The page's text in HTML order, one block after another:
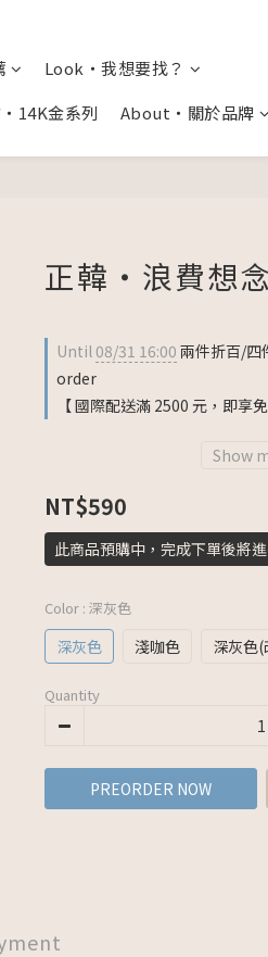
Look・我想要找？
14K金系列 About・關於品牌
正韓・浪費想
Until 08/31 16:00 兩件折百/四
order
【 國際配送滿 2500 元，即享
Show
NT$590
此商品預購中，完成下單後將
Color : 深灰色
深灰色 淺咖色 深灰色(
Quantity
PREORDER NOW